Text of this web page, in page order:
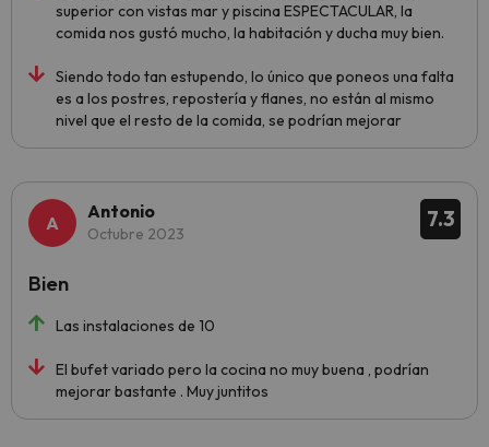
superior con vistas mar y piscina ESPECTACULAR, la
comida nos gustó mucho, la habitación y ducha muy bien.
Siendo todo tan estupendo, lo único que poneos una falta
es a los postres, repostería y flanes, no están al mismo
nivel que el resto de la comida, se podrían mejorar
7.3
Antonio
Octubre 2023
Las instalaciones de 10
El bufet variado pero la cocina no muy buena , podrían
mejorar bastante . Muy juntitos
Bien